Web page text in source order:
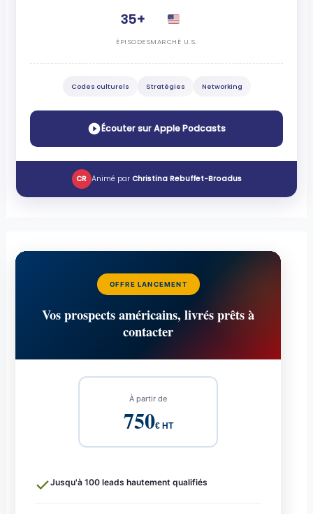
35+
ÉPISODESMARCHÉ U.S.
Codes culturels Stratégies Networking
Écouter sur Apple Podcasts
CR Animé par Christina Rebuffet-Broadus
OFFRE LANCEMENT
Vos prospects américains, livrés prêts à
contacter
À partir de
750€ HT
Jusqu'à 100 leads hautement qualifiés